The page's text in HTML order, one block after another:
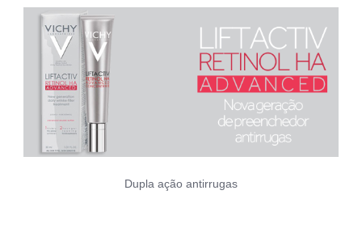
Dupla ação antirrugas